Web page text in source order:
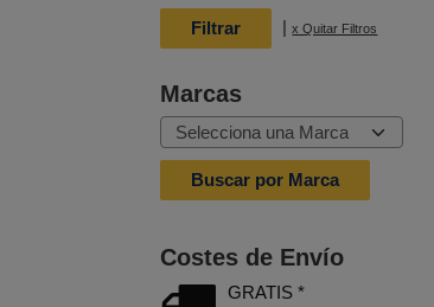
|x Quitar Filtros
Marcas
Costes de Envío
GRATIS *